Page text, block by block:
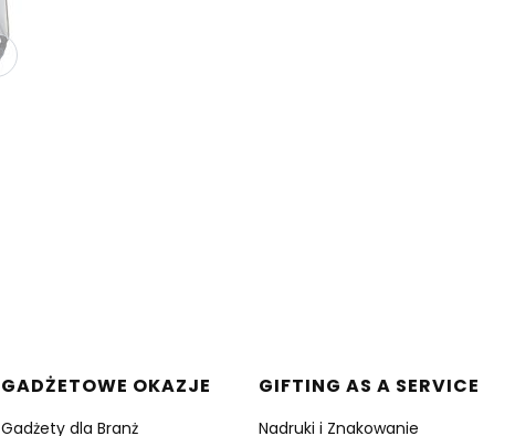
GADŻETOWE OKAZJE
Gadżety dla Branż
GIFTING AS A SERVICE
Nadruki i Znakowanie